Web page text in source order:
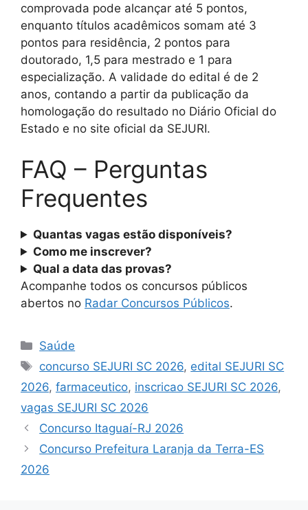
comprovada pode alcançar até 5 pontos,
enquanto títulos acadêmicos somam até 3
pontos para residência, 2 pontos para
doutorado, 1,5 para mestrado e 1 para
especialização. A validade do edital é de 2
anos, contando a partir da publicação da
homologação do resultado no Diário Oficial do
Estado e no site oficial da SEJURI.
FAQ – Perguntas
Frequentes
Quantas vagas estão disponíveis?
Como me inscrever?
Qual a data das provas?
Acompanhe todos os concursos públicos
abertos no Radar Concursos Públicos.
Categorias
Saúde
Tags
concurso SEJURI SC 2026, edital SEJURI SC
2026, farmaceutico, inscricao SEJURI SC 2026,
vagas SEJURI SC 2026
Concurso Itaguaí-RJ 2026
Concurso Prefeitura Laranja da Terra-ES
2026